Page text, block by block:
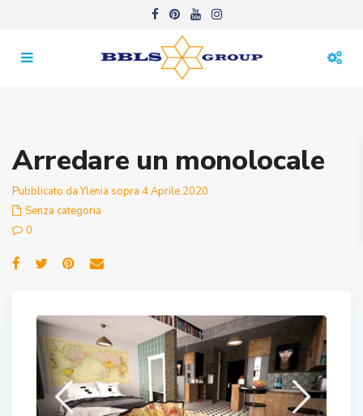
Arredare un monolocale
Pubblicato da Ylenia sopra 4 Aprile 2020
Senza categoria
0